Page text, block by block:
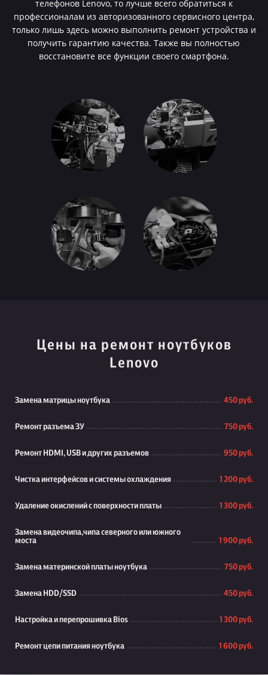
телефонов Lenovo, то лучше всего обратиться к
профессионалам из авторизованного сервисного центра,
только лишь здесь можно выполнить ремонт устройства и
получить гарантию качества. Также вы полностью
восстановите все функции своего смартфона.
Цены на ремонт ноутбуков
Lenovo
Замена матрицы ноутбука 450 руб.
Ремонт разъема ЗУ 750 руб.
Ремонт HDMI, USB и других разъемов 950 руб.
Чистка интерфейсов и системы охлаждения 1 200 руб.
Удаление окислений с поверхности платы 1 300 руб.
Замена видеочипа,чипа северного или южного
моста
1 900 руб.
Замена материнской платы ноутбука 750 руб.
Замена HDD/SSD 450 руб.
Настройка и перепрошивка Bios 1 300 руб.
Ремонт цепи питания ноутбука 1 600 руб.